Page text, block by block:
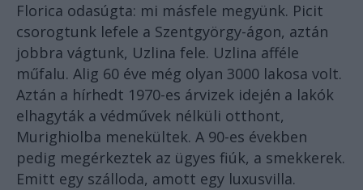
Florica odasúgta: mi másfele megyünk. Picit
csorogtunk lefele a Szentgyörgy-ágon, aztán
jobbra vágtunk, Uzlina fele. Uzlina afféle
műfalu. Alig 60 éve még olyan 3000 lakosa volt.
Aztán a hírhedt 1970-es árvizek idején a lakók
elhagyták a védművek nélküli otthont,
Murighiolba menekültek. A 90-es években
pedig megérkeztek az ügyes fiúk, a smekkerek.
Emitt egy szálloda, amott egy luxusvilla.